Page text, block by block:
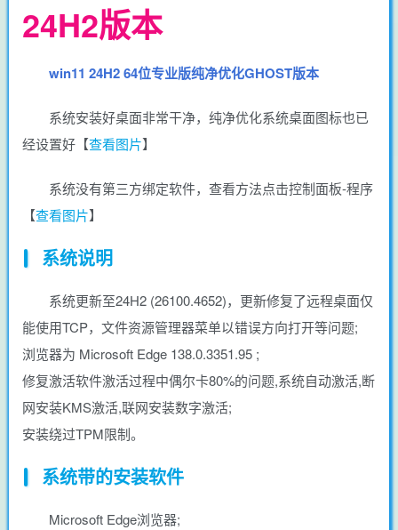
24H2版本
win11 24H2 64位专业版纯净优化GHOST版本
系统安装好桌面非常干净，纯净优化系统桌面图标也已
经设置好【查看图片】
系统没有第三方绑定软件，查看方法点击控制面板-程序
【查看图片】
系统说明
系统更新至24H2 (26100.4652)，更新修复了远程桌面仅
能使用TCP，文件资源管理器菜单以错误方向打开等问题;
浏览器为 Microsoft Edge 138.0.3351.95 ;
修复激活软件激活过程中偶尔卡80%的问题,系统自动激活,断
网安装KMS激活,联网安装数字激活;
安装绕过TPM限制。
系统带的安装软件
Microsoft Edge浏览器;